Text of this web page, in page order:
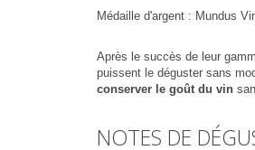
Médaille d'argent : Mundus
Après le succès de leur
puissent le déguster sans
conserver le goût du vin
NOTES DE